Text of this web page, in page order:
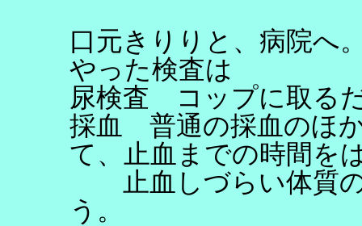
口元きりりと、病院へ
やった検査は
尿検査 コップに取る
採血 普通の採血のほ
て、止血までの時間を
止血しづらい体質の
う。